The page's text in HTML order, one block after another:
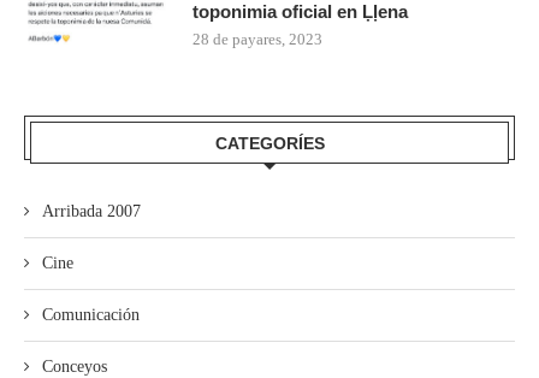
toponimia oficial en Ḷḷena
28 de payares, 2023
CATEGORÍES
Arribada 2007
Cine
Comunicación
Conceyos